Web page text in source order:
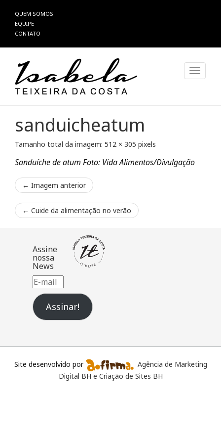
Pular
para
o
QUEM SOMOS
EQUIPE
CONTATO
sanduicheatum
Tamanho total da imagem: 512 × 305 pixels
Sanduíche de atum Foto: Vida Alimentos/Divulgação
← Imagem anterior
← Cuide da alimentação no verão
Assine
nossa
News
E-
mail
Assinar!
Site desenvolvido por
Agência de Marketing
Digital BH e Criação de Sites BH